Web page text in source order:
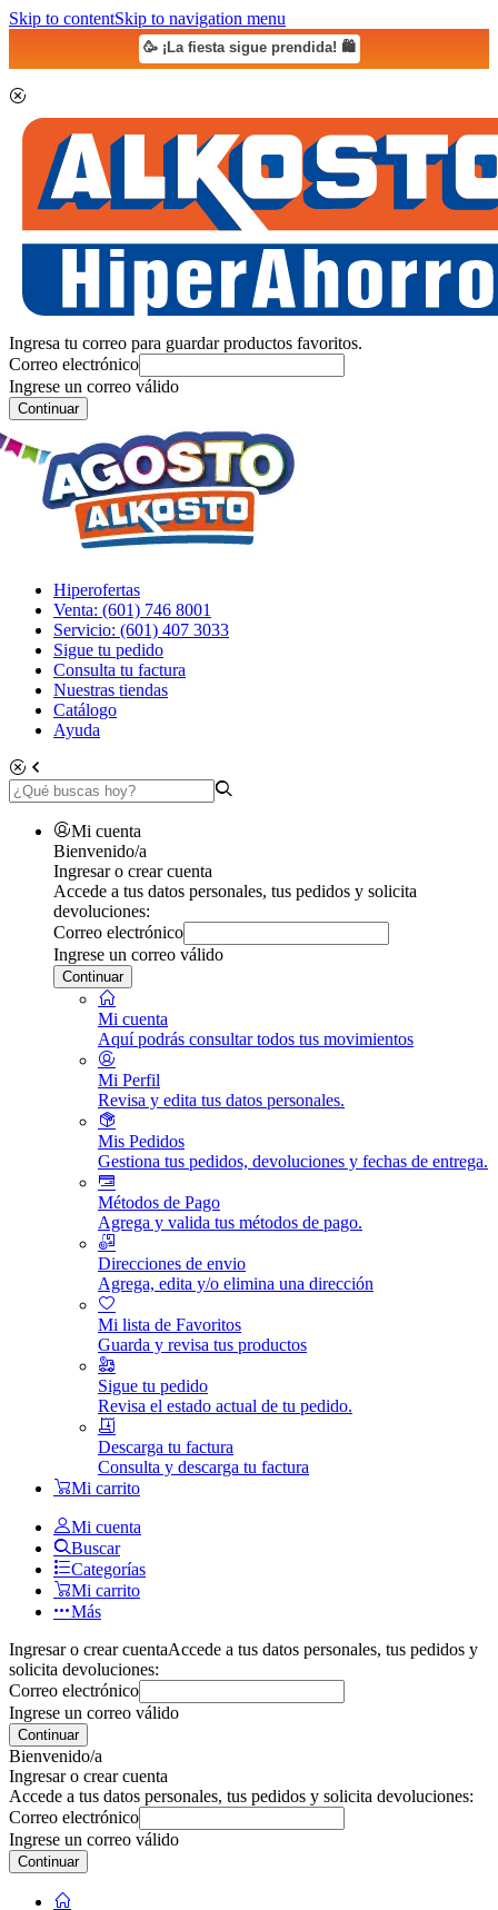
Skip to contentSkip to navigation menu
🥳 ¡La fiesta sigue prendida! 🛍️
Ingresa tu correo para guardar productos favoritos.
Correo electrónico
Ingrese un correo válido
Continuar
Hiperofertas
Venta: (601) 746 8001
Servicio: (601) 407 3033
Sigue tu pedido
Consulta tu factura
Nuestras tiendas
Catálogo
Ayuda
Mi cuenta
Bienvenido/a
Ingresar o crear cuenta
Accede a tus datos personales, tus pedidos y solicita
devoluciones:
Correo electrónico
Ingrese un correo válido
Continuar
Mi cuenta
Aquí podrás consultar todos tus movimientos
Mi Perfil
Revisa y edita tus datos personales.
Mis Pedidos
Gestiona tus pedidos, devoluciones y fechas de entrega.
Métodos de Pago
Agrega y valida tus métodos de pago.
Direcciones de envio
Agrega, edita y/o elimina una dirección
Mi lista de Favoritos
Guarda y revisa tus productos
Sigue tu pedido
Revisa el estado actual de tu pedido.
Descarga tu factura
Consulta y descarga tu factura
Mi carrito
Mi cuenta
Buscar
Categorías
Mi carrito
Más
Ingresar o crear cuentaAccede a tus datos personales, tus pedidos y
solicita devoluciones:
Correo electrónico
Ingrese un correo válido
Continuar
Bienvenido/a
Ingresar o crear cuenta
Accede a tus datos personales, tus pedidos y solicita devoluciones:
Correo electrónico
Ingrese un correo válido
Continuar